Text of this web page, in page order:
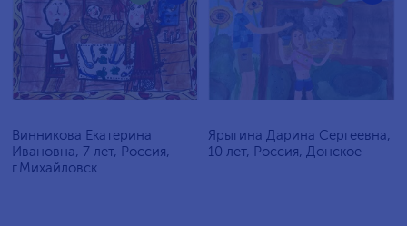
Винникова Екатерина
Ивановна, 7 лет, Россия,
г.Михайловск
Ярыгина Дарина Сергеевна,
10 лет, Россия, Донское